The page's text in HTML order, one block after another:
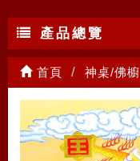
產品總覽
首頁 神桌/佛櫥